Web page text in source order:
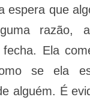
espera que
razão,
Ela
se ela
alguém. É